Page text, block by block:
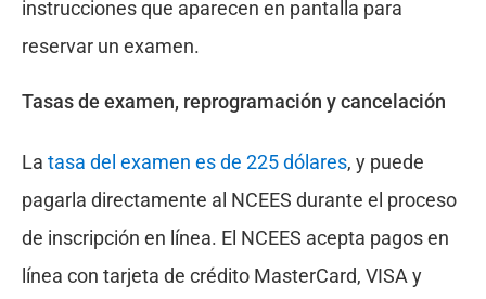
instrucciones que aparecen en pantalla para
reservar un examen.
Tasas de examen, reprogramación y cancelación
La tasa del examen es de 225 dólares, y puede
pagarla directamente al NCEES durante el proceso
de inscripción en línea. El NCEES acepta pagos en
línea con tarjeta de crédito MasterCard, VISA y